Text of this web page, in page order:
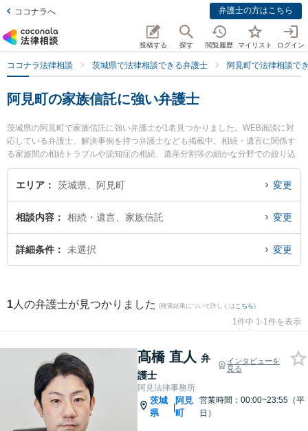
ココナラへ 弁護士の方はこちら
投稿する 探す 閲覧履歴 マイリスト ログイン
ココナラ法律相談 茨城県で法律相談できる弁護士 阿見町で法律相談で
阿見町の家族信託に強い弁護士
茨城県の阿見町で家族信託に強い弁護士が1名見つかりました。WEB面談に対
応している弁護士、解決事例を持つ弁護士なども掲載中。相続・遺言に関係す
る家族間の相続トラブルや認知症の相続、遺産分割等の細かな分野での絞り込
み検索もでき便利です。特に阿見法律事務所の髙橋 直人弁護士のプロフィール
情報や弁護士費用、強みなどが注目されています。『阿見町で土日や夜間に発
を法律相談できる阿見町内の弁護士に相談予約したい』などでお困りの相談者
さんにおすすめです。
エリア 茨城県、阿見町 変更
相談内容 相続・遺言、家族信託 変更
詳細条件 未選択 変更
1 人の弁護士が見つかりました (検索結果について詳しくは こちら)
1件中 1-1件を表示
髙橋 直人 弁
護士
インタビューを
見る
阿見法律事務所
茨城
県
|
阿見
町
営業時間：00:00~23:55（平
日）